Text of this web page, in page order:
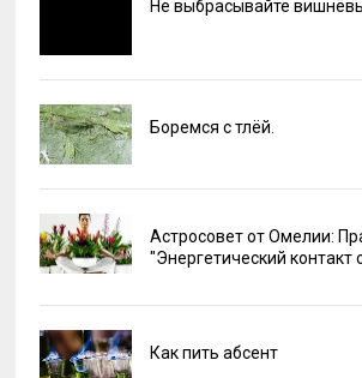
Не выбрасывайте
Боремся с тлёй.
Астросовет от Омелии:
"Энергетический контакт
Как пить абсент